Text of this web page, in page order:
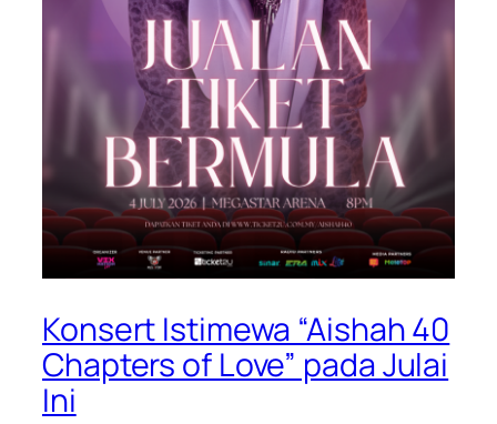
Konsert Istimewa “Aishah 40
Chapters of Love” pada Julai
Ini